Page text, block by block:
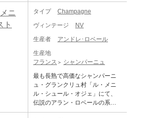
マに、スパイシーなニュアンス
がアクセントとなった芳醇な香
実味と後半にかけて広がる緊張
感のある味わいのコントラスト
品です。 【ブリュット・コレク
ション・クレイエール 1985 シャ
ルル・エドシック】 エドシック
を名乗る３つの有名なメゾンの
１つであり、シャンパン・チャ
ーリーでも知られるシャルル・
す。 海底での熟成において、沈
める海域や水深により熟成の環
変化も変わります。北海道は多
くの海域（海、汽水湖、海峡な
ど）に囲まれ、様々な海底熟成
でも、それぞれの海域や季節に
より、熟成の仕方も変わってき
ます。海底では、太陽の紫外線
も届かず、水温や湿度なども変
わってきます。また海底地形の
ィーズ、クラマン、オジェのグ
用。所有する全ての区画の葡萄
をブレンド。一言で表現する
と、「SALINITE＝塩気」とペテ
ルス氏は表現。1988年から注ぎ
足されている、リザーヴワイン
パーニュです。 平均樹齢は35年
で、65年を超える老木もありま
す。10年以上リュット・レゾネ
を行い、4通りの栽培を行ってい
た。こうした知見から導き出さ
れた彼のフィロソフィーは、土
壌を生かすこと、完熟したブド
ウを収穫すること、樽を用いて
醸造することそしてドサージュ
る。 「レ・テール・フィーヌ 1e
r ブラン・ド・ブラン」は、キュ
イの複数区画のブレンドで作ら
れるシャルドネ100%のブラン・
ド・ブラン。柑橘類の果皮、ミ
ネラル、アプリコットの種やフ
上はワイナリーがあるル・メニ
ル・シュール・オジェ村にあり
ヴェルテュ村、キュイ村、エト
レシー村にあり、合わせて65の
区画を所有、その約85%がグラ
リュです。 「ワインのポテンシ
ャルを最大限発揮させる」こと
をモットーに、栽培は極力人の
手を介入させず、環境に配慮し
た農法を行っております。また
アヴィーズとその東に隣接する
ワイナリーである。創立は1986
年で現当主アドリアンの両親の
のドント家はもともとベルギー
の農家を起源とし、1960年代に
セザンヌのエリアに畑を購入、
一方で母方のグルレ家はキュイ-
クラマンの出身であった。両家
がそれぞれ所有していた1haずつ
ニ
ト
タイプ
Champagne
ヴィンテージ
NV
生産者
アンドレ･ロベール
生産地
フランス
シャンパーニュ
最も長熟で高価なシャンパーニ
ュ・グランクリュ村「ル・メニ
ル・シュール・オジェ」にて、
伝説のアラン・ロベールの系譜
を継ぐRM！ アンドレ・ロベール